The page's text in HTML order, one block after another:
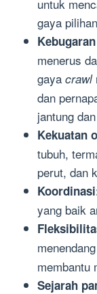
untuk
gaya
menerus
gaya crawl
dan
jantung
Kekuatan
tubuh,
perut, dan
yang baik
membantu
Sejarah